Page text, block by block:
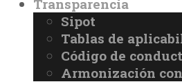
Transparencia
Sipot
Tablas de
Código de
Armonización